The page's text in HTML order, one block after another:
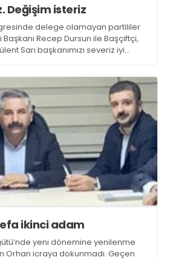
Değişim isteriz
delege olamayan partililer
Recep Dursun ile Başçiftçi,
Sarı başkanımızı severiz iyi
ikinci adam
yeni dönemine yenilenme
Orhan icraya dokunmadı. Geçen